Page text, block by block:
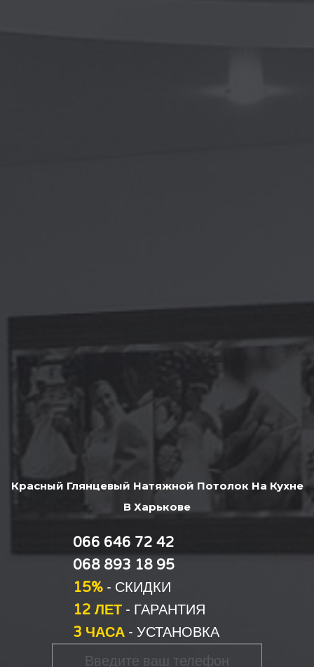
Красный Глянцевый Натяжной Потолок На Кухне
В Харькове
066 646 72 42
068 893 18 95
15% - СКИДКИ
12 ЛЕТ - ГАРАНТИЯ
3 ЧАСА - УСТАНОВКА